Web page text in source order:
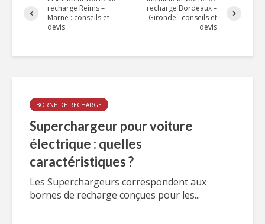
recharge Reims –
Marne : conseils et
devis
recharge Bordeaux –
Gironde : conseils et
devis
BORNE DE RECHARGE
Superchargeur pour voiture
électrique : quelles
caractéristiques ?
Les Superchargeurs correspondent aux
bornes de recharge conçues pour les...